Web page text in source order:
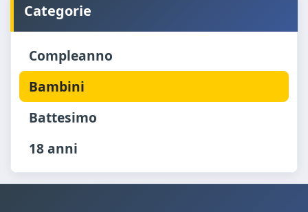
Categorie
Compleanno
Bambini
Battesimo
18 anni